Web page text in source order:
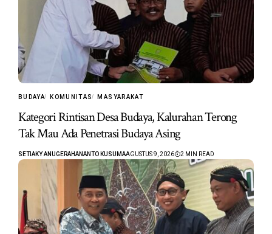
BUDAYA KOMUNITAS MASYARAKAT
Kategori Rintisan Desa Budaya, Kalurahan Terong
Tak Mau Ada Penetrasi Budaya Asing
SETIAKY ANUGERAHANANTO KUSUMAAGUSTUS 9, 2026 2 MIN READ